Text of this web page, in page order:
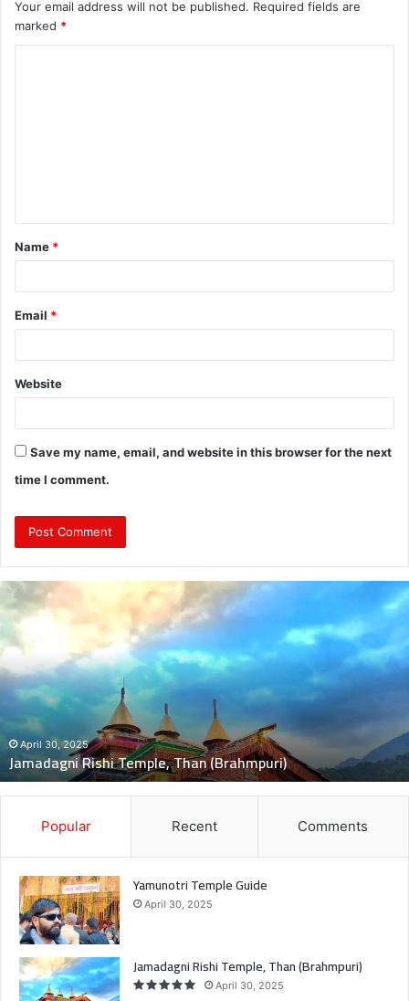
Your email address will not be published. Required fields are
marked *
t
*
Name *
Email *
Website
Save my name, email, and website in this browser for the next
time I comment.
दुः
ख
:
स
की
च
पे
ट
में
बा
आ
ने
से
भं
को
ली
गां
व
November 5, 2024
दुःखद : बस की चपेट में बाइक आने से भंकोली गांव के पिता–पुत्री की
मौत, 2 बच्चे गंभीर घायल
Popular Recent Comments
Yamunotri Temple Guide
April 30, 2025
Jamadagni Rishi Temple, Than (Brahmpuri)
April 30, 2025